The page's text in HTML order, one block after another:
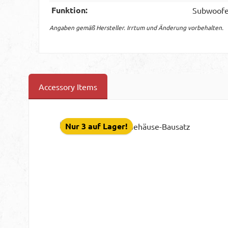
Funktion:
Angaben gemäß Hersteller. Irrtum und Änderung vorbehalten.
Accessory Items
Nur 3 auf Lager!